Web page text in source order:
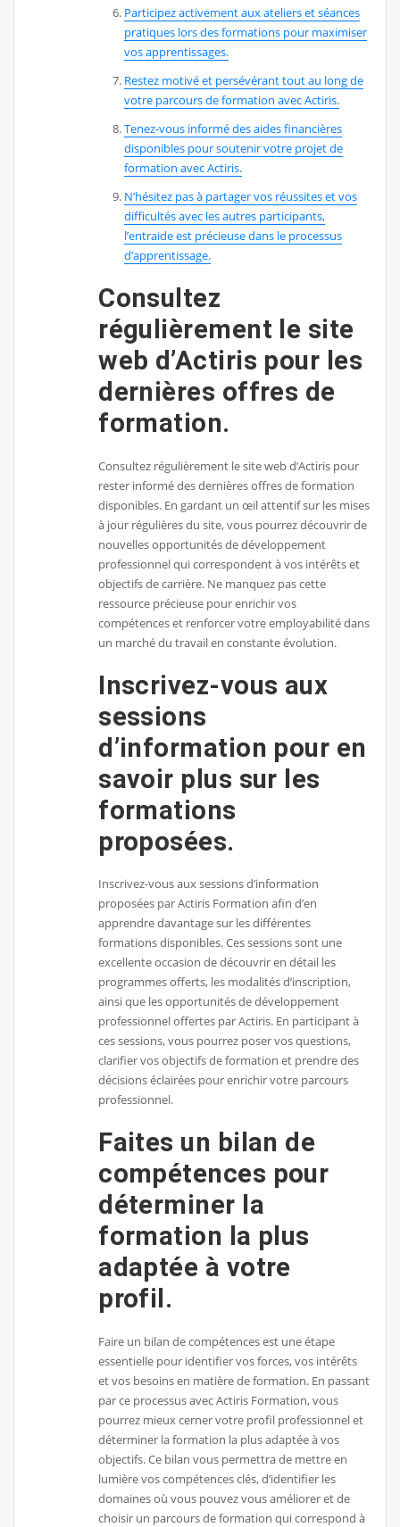
Participez activement aux ateliers et séances
pratiques lors des formations pour maximiser
vos apprentissages.
Restez motivé et persévérant tout au long de
votre parcours de formation avec Actiris.
Tenez-vous informé des aides financières
disponibles pour soutenir votre projet de
formation avec Actiris.
N’hésitez pas à partager vos réussites et vos
difficultés avec les autres participants,
l’entraide est précieuse dans le processus
d’apprentissage.
Consultez
régulièrement le site
web d’Actiris pour les
dernières offres de
formation.
Consultez régulièrement le site web d’Actiris pour
rester informé des dernières offres de formation
disponibles. En gardant un œil attentif sur les mises
à jour régulières du site, vous pourrez découvrir de
nouvelles opportunités de développement
professionnel qui correspondent à vos intérêts et
objectifs de carrière. Ne manquez pas cette
ressource précieuse pour enrichir vos
compétences et renforcer votre employabilité dans
un marché du travail en constante évolution.
Inscrivez-vous aux
sessions
d’information pour en
savoir plus sur les
formations
proposées.
Inscrivez-vous aux sessions d’information
proposées par Actiris Formation afin d’en
apprendre davantage sur les différentes
formations disponibles. Ces sessions sont une
excellente occasion de découvrir en détail les
programmes offerts, les modalités d’inscription,
ainsi que les opportunités de développement
professionnel offertes par Actiris. En participant à
ces sessions, vous pourrez poser vos questions,
clarifier vos objectifs de formation et prendre des
décisions éclairées pour enrichir votre parcours
professionnel.
Faites un bilan de
compétences pour
déterminer la
formation la plus
adaptée à votre
profil.
Faire un bilan de compétences est une étape
essentielle pour identifier vos forces, vos intérêts
et vos besoins en matière de formation. En passant
par ce processus avec Actiris Formation, vous
pourrez mieux cerner votre profil professionnel et
déterminer la formation la plus adaptée à vos
objectifs. Ce bilan vous permettra de mettre en
lumière vos compétences clés, d’identifier les
domaines où vous pouvez vous améliorer et de
choisir un parcours de formation qui correspond à